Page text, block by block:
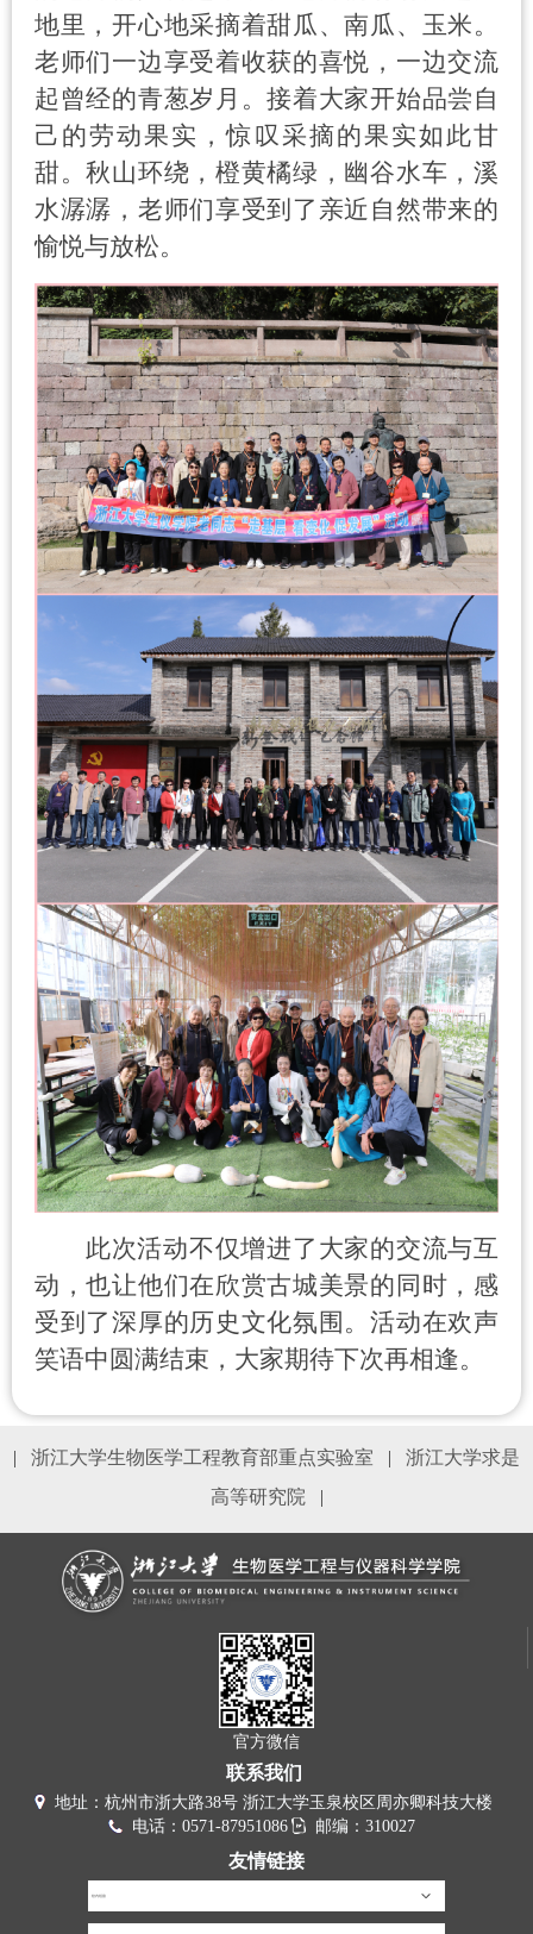
地里，开心地采摘着甜瓜、南瓜、玉米。
老师们一边享受着收获的喜悦，一边交流
起曾经的青葱岁月。接着大家开始品尝自
己的劳动果实，惊叹采摘的果实如此甘
甜。秋山环绕，橙黄橘绿，幽谷水车，溪
水潺潺，老师们享受到了亲近自然带来的
愉悦与放松。
此次活动不仅增进了大家的交流与互
动，也让他们在欣赏古城美景的同时，感
受到了深厚的历史文化氛围。活动在欢声
笑语中圆满结束，大家期待下次再相逢。
| 浙江大学生物医学工程教育部重点实验室 |
浙江大学求是
高等研究院
|
官方微信
联系我们
地址：杭州市浙大路38号 浙江大学玉泉校区周亦卿科技大楼
电话：0571-87951086
邮编：310027
友情链接
校内链接